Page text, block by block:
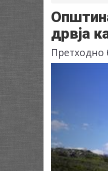
дрвја
Претходно